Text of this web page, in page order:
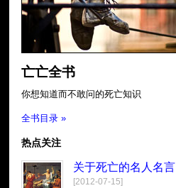
亡亡全书
你想知道而不敢问的死亡知识
全书目录 »
热点关注
关于死亡的名人名言
[2012-07-15]